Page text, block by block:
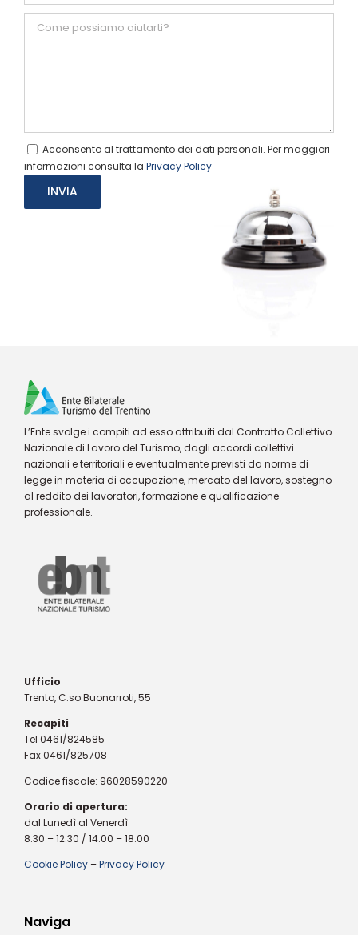
Acconsento al trattamento dei dati personali. Per maggiori
informazioni consulta la Privacy Policy
L’Ente svolge i compiti ad esso attribuiti dal Contratto Collettivo
Nazionale di Lavoro del Turismo, dagli accordi collettivi
nazionali e territoriali e eventualmente previsti da norme di
legge in materia di occupazione, mercato del lavoro, sostegno
al reddito dei lavoratori, formazione e qualificazione
professionale.
Ufficio
Trento, C.so Buonarroti, 55
Recapiti
Tel 0461/824585
Fax 0461/825708
Codice fiscale: 96028590220
Orario di apertura:
dal Lunedì al Venerdì
8.30 – 12.30 / 14.00 – 18.00
Cookie Policy –Privacy Policy
Naviga